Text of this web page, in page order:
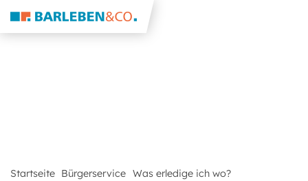
Startseite Bürgerservice Was erledige ich wo?